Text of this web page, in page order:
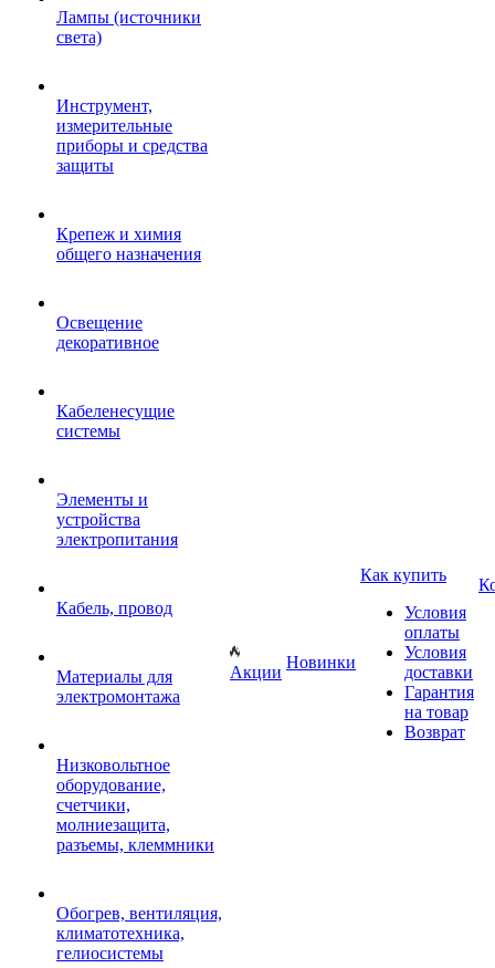
Лампы (источники
света)
Инструмент,
измерительные
приборы и средства
защиты
Крепеж и химия
общего назначения
Освещение
декоративное
Кабеленесущие
системы
Элементы и
устройства
электропитания
Кабель, провод
Материалы для
электромонтажа
Низковольтное
оборудование,
счетчики,
молниезащита,
разъемы, клеммники
Обогрев, вентиляция,
климатотехника,
гелиосистемы
Акции
Новинки
Как купить
Условия
оплаты
Условия
доставки
Гарантия
на товар
Возврат